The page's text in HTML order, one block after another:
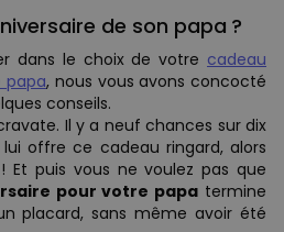
de son papa ?
dans le choix de votre cadeau
papa, nous vous avons concocté
conseils.
Il y a neuf chances sur dix
offre ce cadeau ringard, alors
Et puis vous ne voulez pas que
pour votre papa termine
placard, sans même avoir été